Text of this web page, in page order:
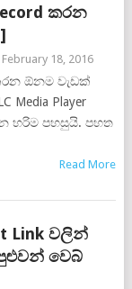
කරන
February 18, 2016
ඕනම වැඩක්
Media Player
හරිම පහසුයි. පහත
Read More
Link වලින්
වෙබ්